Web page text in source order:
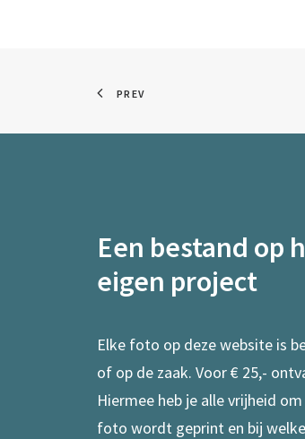
PREV
Een bestand op
eigen project
Elke foto op deze website is
of op de zaak. Voor € 25,-
Hiermee heb je alle vrijheid
foto wordt geprint en bij